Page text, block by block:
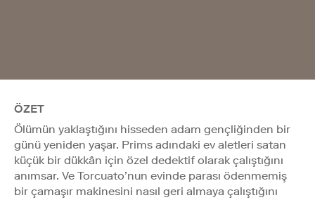
ÖZET
Ölümün yaklaştığını hisseden adam gençliğinden bir
günü yeniden yaşar. Prims adındaki ev aletleri satan
küçük bir dükkân için özel dedektif olarak çalıştığını
anımsar. Ve Torcuato’nun evinde parası ödenmemiş
bir çamaşır makinesini nasıl geri almaya çalıştığını